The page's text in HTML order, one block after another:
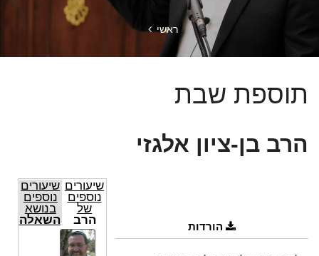
ראשי
תוספת שבת
הרב בן-ציון אלגזי
הורדות
שיעורים
נוספים
של
הרב
בן-ציון
אלגזי
שיעורים
נוספים
בנושא
השאלה
השבועית